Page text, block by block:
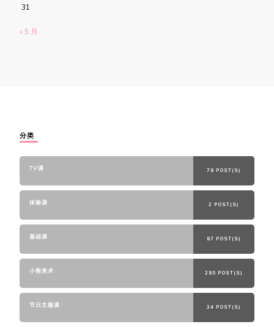
31
« 5 月
分类
TV课 78 POST(S)
体验课 2 POST(S)
基础课 87 POST(S)
小熊美术 280 POST(S)
节日主题课 34 POST(S)